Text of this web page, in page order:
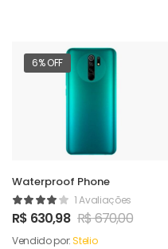
6% OFF
Waterproof Phone
1 Avaliações
R$ 630,98 R$670,00
Vendido por:Stelio